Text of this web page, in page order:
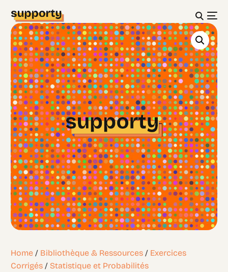
Home / Bibliothèque & Ressources / Exercices
Corrigés / Statistique et Probabilités